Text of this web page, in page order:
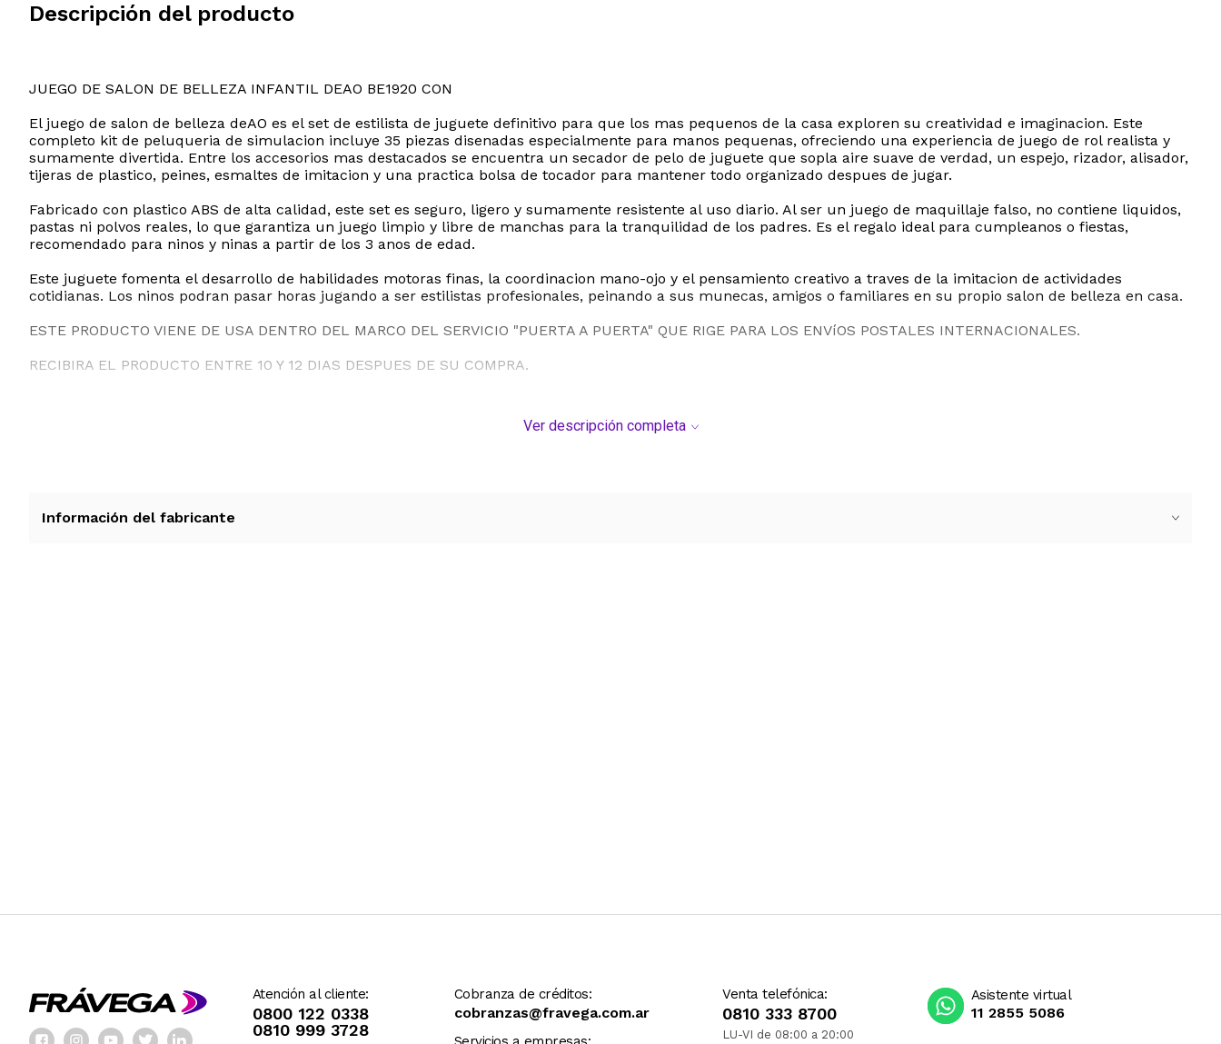
Descripción del producto
JUEGO DE SALON DE BELLEZA INFANTIL DEAO BE1920 CON
El juego de salon de belleza deAO es el set de estilista de juguete definitivo para que los mas pequenos de la casa exploren su creatividad e imaginacion. Este
completo kit de peluqueria de simulacion incluye 35 piezas disenadas especialmente para manos pequenas, ofreciendo una experiencia de juego de rol realista y
sumamente divertida. Entre los accesorios mas destacados se encuentra un secador de pelo de juguete que sopla aire suave de verdad, un espejo, rizador, alisador,
tijeras de plastico, peines, esmaltes de imitacion y una practica bolsa de tocador para mantener todo organizado despues de jugar.
Fabricado con plastico ABS de alta calidad, este set es seguro, ligero y sumamente resistente al uso diario. Al ser un juego de maquillaje falso, no contiene liquidos,
pastas ni polvos reales, lo que garantiza un juego limpio y libre de manchas para la tranquilidad de los padres. Es el regalo ideal para cumpleanos o fiestas,
recomendado para ninos y ninas a partir de los 3 anos de edad.
Este juguete fomenta el desarrollo de habilidades motoras finas, la coordinacion mano-ojo y el pensamiento creativo a traves de la imitacion de actividades
cotidianas. Los ninos podran pasar horas jugando a ser estilistas profesionales, peinando a sus munecas, amigos o familiares en su propio salon de belleza en casa.
ESTE PRODUCTO VIENE DE USA DENTRO DEL MARCO DEL SERVICIO "PUERTA A PUERTA" QUE RIGE PARA LOS ENVíOS POSTALES INTERNACIONALES.
RECIBIRA EL PRODUCTO ENTRE 10 Y 12 DIAS DESPUES DE SU COMPRA.
Ver descripción completa
Información del fabricante
Atención al cliente:
0800 122 0338
0810 999 3728
Cobranza de créditos:
cobranzas@fravega.com.ar
Venta telefónica:
0810 333 8700
LU-VI de 08:00 a 20:00
Asistente virtual
11 2855 5086